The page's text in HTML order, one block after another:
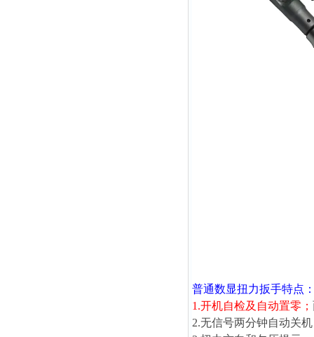
普通数显扭力扳手特点
1.开机自检及自动置零；
2.无信号两分钟自动关